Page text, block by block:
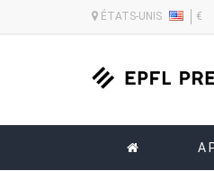
ÉTATS-UNIS €
A